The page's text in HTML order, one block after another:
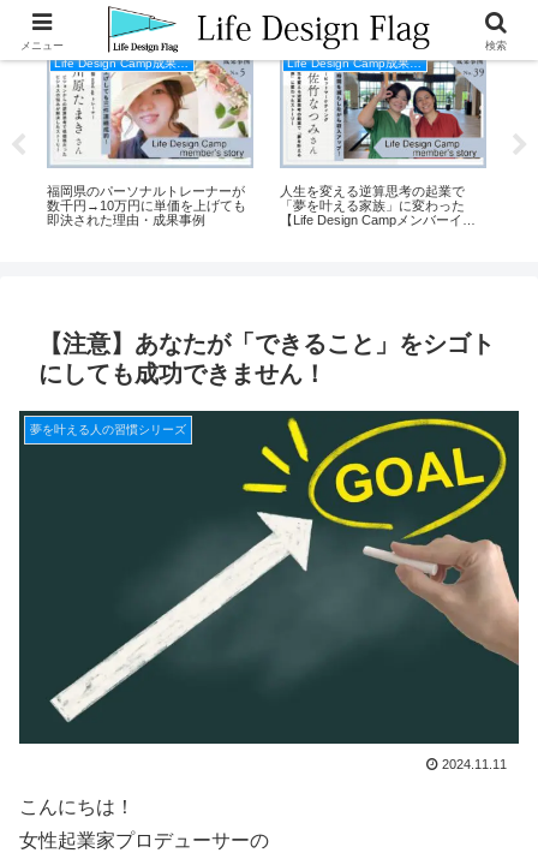
Life Design Camp成果事例
福岡県のパーソナルトレーナーが
数千円→10万円に単価を上げても
即決された理由・成果事例
Life Design Camp成果事例
人生を変える逆算思考の起業で
「夢を叶える家族」に変わった
【Life Design Campメンバーイン
【注意】あなたが「できること」をシゴト
にしても成功できません！
夢を叶える人の習慣シリーズ
2024.11.11
こんにちは！
女性起業家プロデューサーの
メニュー 検索